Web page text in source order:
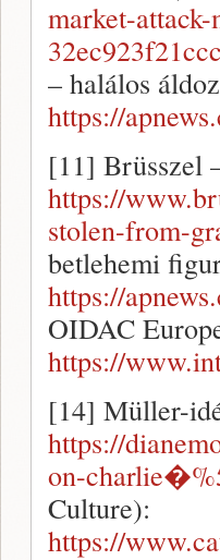
market-
– halálos
https://
[11] Brüsszel
https://
stolen-from-
betlehemi
https://
OIDAC
https://
[14] Müller-
https://
on-
Culture):
https://